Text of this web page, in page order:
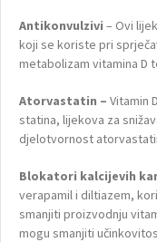
Antikonvulzivi– Ovi
koji se koriste pri
metabolizam vitamina D
Atorvastatin –Vitamin
statina, lijekova za
djelotvornost
Blokatori kalcijevih
verapamil i diltiazem,
smanjiti proizvodnju
mogu smanjiti